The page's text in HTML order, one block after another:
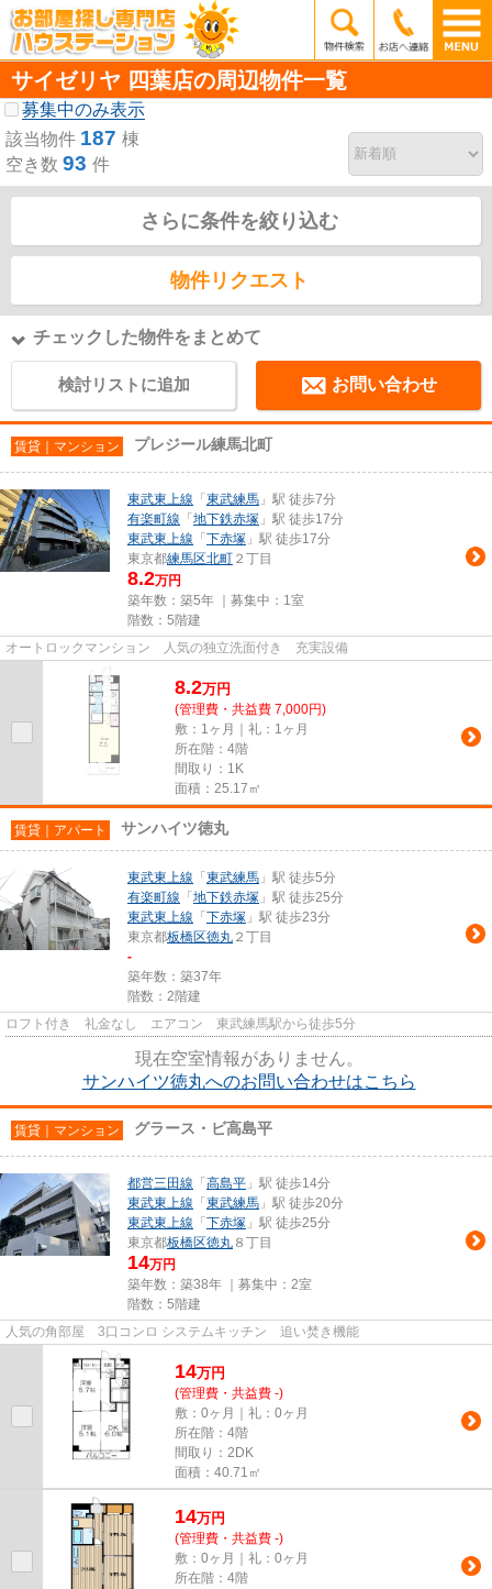
サイゼリヤ 四葉店の周辺物件一覧
募集中のみ表示
該当物件 187 棟
空き数 93 件
さらに条件を絞り込む
物件リクエスト
チェックした物件をまとめて
検討リストに追加 お問い合わせ
賃貸｜マンション プレジール練馬北町
東武東上線 「 東武練馬 」駅 徒歩7分
有楽町線 「 地下鉄赤塚 」駅 徒歩17分
東武東上線 「 下赤塚 」駅 徒歩17分
東京都練馬区北町 ２丁目
8.2万円
築年数：築5年 ｜募集中： 1室
階数：5階建
オートロックマンション 人気の独立洗面付き 充実設備
8.2万円
(管理費・共益費 7,000円)
敷：1ヶ月｜礼：1ヶ月
所在階：4階
間取り：1K
面積：25.17㎡
賃貸｜アパート サンハイツ徳丸
東武東上線 「 東武練馬 」駅 徒歩5分
有楽町線 「 地下鉄赤塚 」駅 徒歩25分
東武東上線 「 下赤塚 」駅 徒歩23分
東京都板橋区徳丸 ２丁目
-
築年数：築37年
階数：2階建
ロフト付き 礼金なし エアコン 東武練馬駅から徒歩5分
現在空室情報がありません。
サンハイツ徳丸へのお問い合わせはこちら
賃貸｜マンション グラース・ビ高島平
都営三田線 「 高島平 」駅 徒歩14分
東武東上線 「 東武練馬 」駅 徒歩20分
東武東上線 「 下赤塚 」駅 徒歩25分
東京都板橋区徳丸 ８丁目
14万円
築年数：築38年 ｜募集中： 2室
階数：5階建
人気の角部屋 3口コンロ システムキッチン 追い焚き機能
14万円
(管理費・共益費 -)
敷：0ヶ月｜礼：0ヶ月
所在階：4階
間取り：2DK
面積：40.71㎡
14万円
(管理費・共益費 -)
敷：0ヶ月｜礼：0ヶ月
所在階：4階